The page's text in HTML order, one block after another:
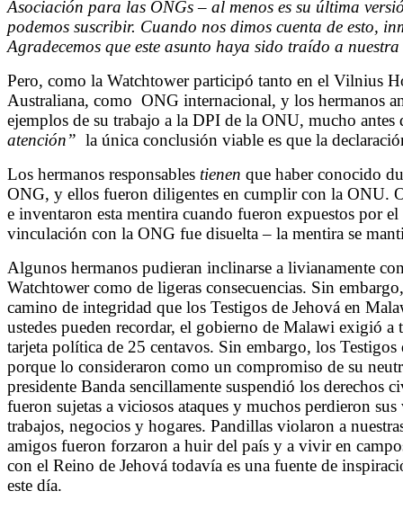
Asociación para las ONGs – al menos es su última
podemos suscribir. Cuando nos dimos cuenta de esto,
Agradecemos que este asunto haya sido traído a
Pero, como la Watchtower participó tanto en el Vilnius
Australiana, como ONG internacional, y los hermanos
ejemplos de su trabajo a la DPI de la ONU, mucho antes
atención” la única conclusión viable es que la
Los hermanos responsables tienen que haber conocido
ONG, y ellos fueron diligentes en cumplir con la ONU.
e inventaron esta mentira cuando fueron expuestos por
vinculación con la ONG fue disuelta – la mentira se
Algunos hermanos pudieran inclinarse a livianamente
Watchtower como de ligeras consecuencias. Sin
camino de integridad que los Testigos de Jehová en
ustedes pueden recordar, el gobierno de Malawi exigió a
tarjeta política de 25 centavos. Sin embargo, los
porque lo consideraron como un compromiso de su
presidente Banda sencillamente suspendió los derechos
fueron sujetas a viciosos ataques y muchos perdieron
trabajos, negocios y hogares. Pandillas violaron a
amigos fueron forzaron a huir del país y a vivir en
con el Reino de Jehová todavía es una fuente de
este día.